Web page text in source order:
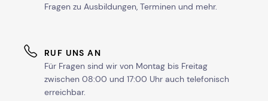
Fragen zu Ausbildungen, Terminen und mehr.
RUF UNS AN
Für Fragen sind wir von Montag bis Freitag
zwischen 08:00 und 17:00 Uhr auch telefonisch
erreichbar.